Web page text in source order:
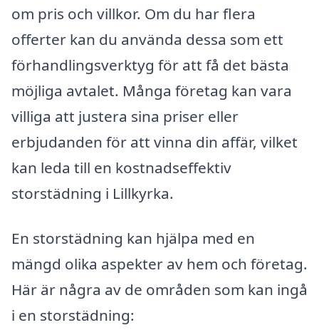
om pris och villkor. Om du har flera
offerter kan du använda dessa som ett
förhandlingsverktyg för att få det bästa
möjliga avtalet. Många företag kan vara
villiga att justera sina priser eller
erbjudanden för att vinna din affär, vilket
kan leda till en kostnadseffektiv
storstädning i Lillkyrka.
En storstädning kan hjälpa med en
mängd olika aspekter av hem och företag.
Här är några av de områden som kan ingå
i en storstädning: